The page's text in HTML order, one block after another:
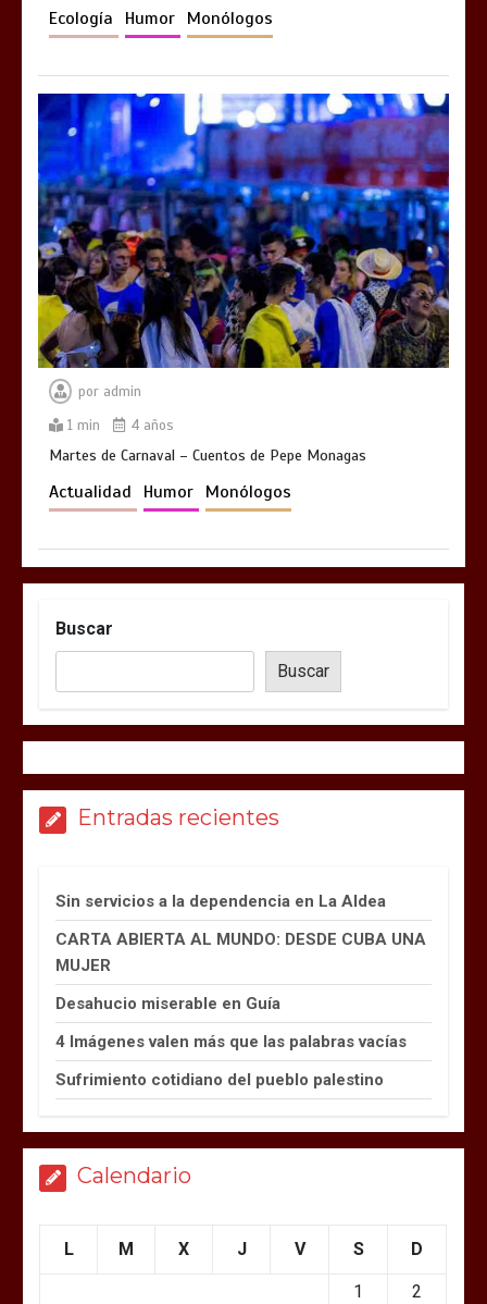
Ecología Humor Monólogos
por admin
1 min
4 años
Martes de Carnaval – Cuentos de Pepe Monagas
Actualidad Humor Monólogos
Buscar
Buscar
Entradas recientes
Sin servicios a la dependencia en La Aldea
CARTA ABIERTA AL MUNDO: DESDE CUBA UNA
MUJER
Desahucio miserable en Guía
4 Imágenes valen más que las palabras vacías
Sufrimiento cotidiano del pueblo palestino
Calendario
L M X J V S D
1
2